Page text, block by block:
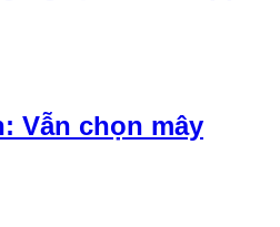
Vẫn chọn mây